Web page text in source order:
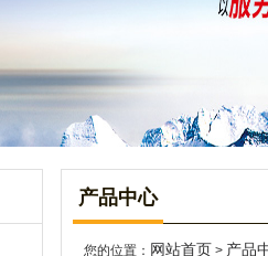
产品中心
您的位置： 网站首页 > 产品